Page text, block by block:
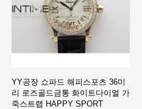
YY공장 쇼파드 해피스포츠 36미
리 로즈골드금통 화이트다이얼 가
죽스트랩 HAPPY SPORT